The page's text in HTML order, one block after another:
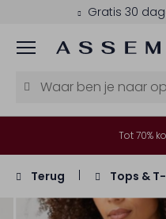
Gratis 30
Menu
Tot 70%
Terug Tops &